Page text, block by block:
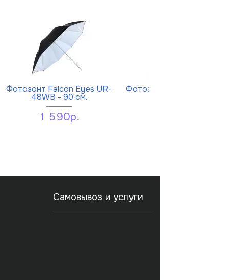
Фотозонт Falcon Eyes UR-
48WB - 90 см.
1 590р.
Фотозонт Falcon Eyes UR-
Самовывоз и услуги